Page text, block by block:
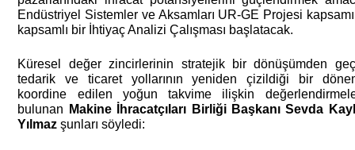
Endüstriyel Sistemler ve Aksamları UR-GE Projesi
kapsamlı bir İhtiyaç Analizi Çalışması başlatacak.
Küresel değer zincirlerinin stratejik bir dönüşümden
tedarik ve ticaret yollarının yeniden çizildiği bir
koordine edilen yoğun takvime ilişkin
bulunan
Makine İhracatçıları Birliği Başkanı Sevda
Yılmaz şunları söyledi: